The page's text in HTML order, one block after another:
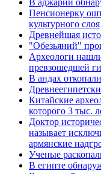
В аджарии
Пенсионерку
культурного слоя
Древнейшая
"Обезьяний"
Археологи
превзошедшей
В андах
Китайские
которого 3 тыс.
Доктор
называет
армянские
Ученые
В египте